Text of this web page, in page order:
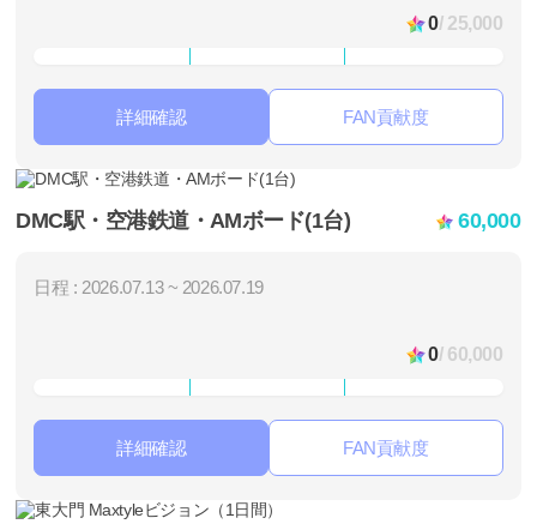
0/ 25,000
詳細確認 FAN貢献度
DMC駅・空港鉄道・AMボード(1台) 60,000
日程 : 2026.07.13 ~ 2026.07.19
0/ 60,000
詳細確認 FAN貢献度